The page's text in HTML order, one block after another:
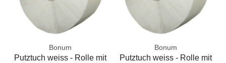
Bonum
Putztuch weiss - Rolle mit
Bonum
Putztuch weiss - Rolle mit